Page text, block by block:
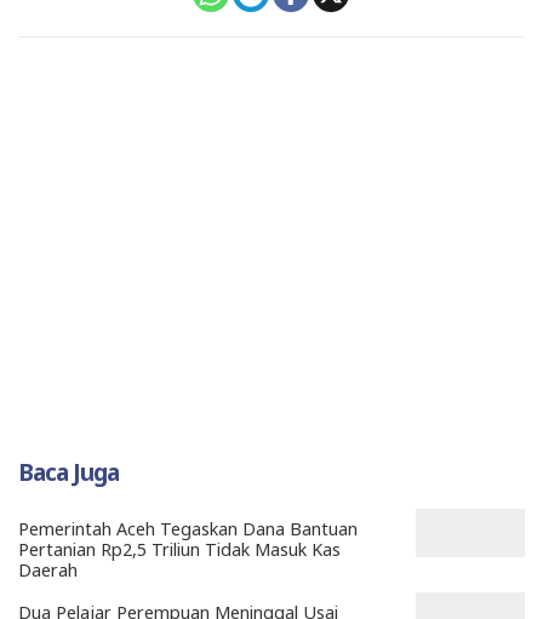
Baca Juga
Pemerintah Aceh Tegaskan Dana Bantuan
Pertanian Rp2,5 Triliun Tidak Masuk Kas
Daerah
Dua Pelajar Perempuan Meninggal Usai